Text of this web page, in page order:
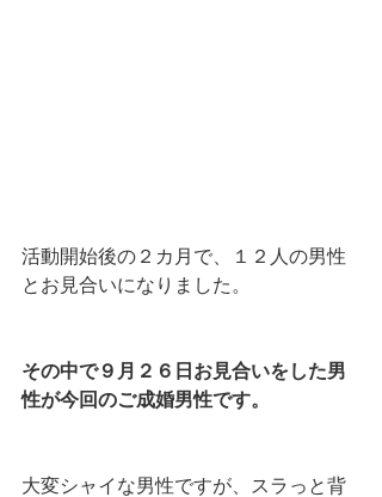
活動開始後の２カ月で、１２人の男性
とお見合いになりました。
その中で９月２６日お見合いをした男
性が今回のご成婚男性です。
大変シャイな男性ですが、スラっと背